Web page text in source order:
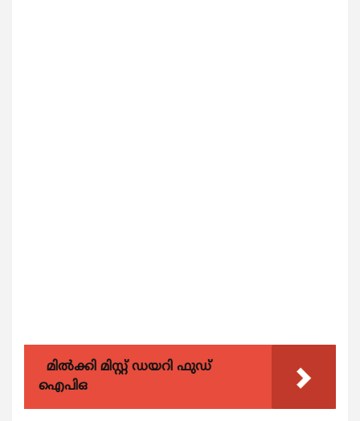
മിൽക്കി മിസ്റ്റ് ഡയറി ഫുഡ്
ഐപിഒ